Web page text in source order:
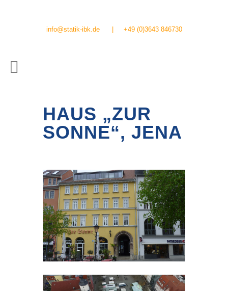
info@statik-ibk.de| +49 (0)3643 846730
HAUS „ZUR
SONNE“, JENA